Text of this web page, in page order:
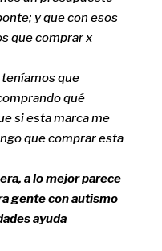
y que con esos
que comprar x
teníamos que
qué
si esta marca me
que comprar esta
a lo mejor parece
gente con autismo
ayuda